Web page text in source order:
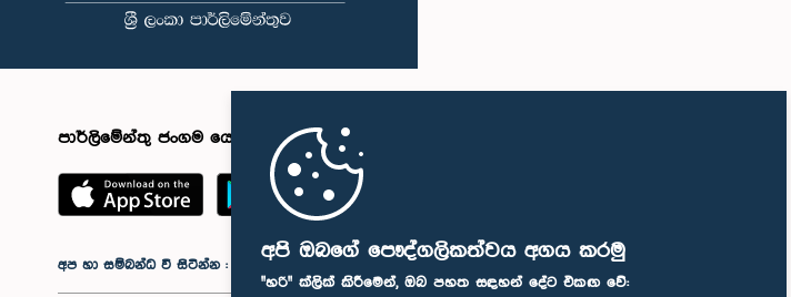
අපි ඔබගේ පෞද්ගලිකත්වය අගය කරමු
"හරි" ක්ලික් කිරීමෙන්, ඔබ පහත සඳහන් දේට එකඟ වේ:
පාර්ලිමේන්තු ජංගම යෙදුම
අප හා සම්බන්ධ වී සිටින්න :